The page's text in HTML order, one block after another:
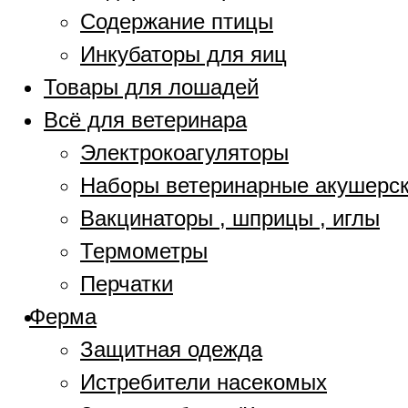
Содержание птицы
Инкубаторы для яиц
Товары для лошадей
Всё для ветеринара
Электрокоагуляторы
Наборы ветеринарные
Вакцинаторы , шприцы , иглы
Термометры
Перчатки
Ферма
Защитная одежда
Истребители насекомых